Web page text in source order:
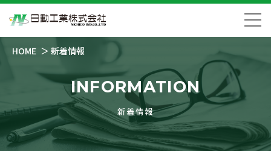
HOME 新着情報
INFORMATION
新着情報